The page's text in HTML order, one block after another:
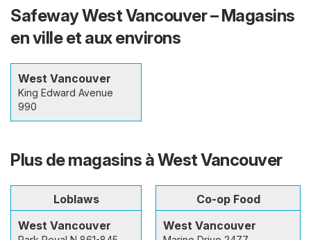
Safeway West Vancouver – Magasins
en ville et aux environs
West Vancouver
King Edward Avenue
990
Plus de magasins à West Vancouver
Loblaws
West Vancouver
Co-op Food
West Vancouver